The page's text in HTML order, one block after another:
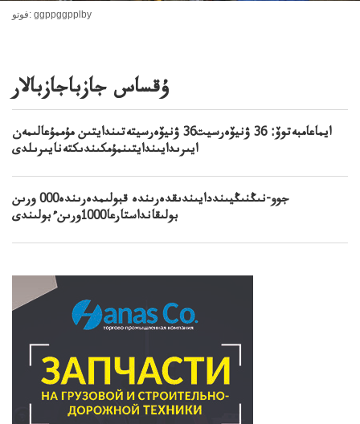
فوتو: ggppggpplby
ۇقساس جازباجازبالار
ايماعامبەتوۆ: 36 ۋنيۆەرسيت36 ۋنيۆەرسيتەتىندايتىن مۇممۇعالىمەن
ايىرىدايىندايتىنمۇمكىندىكتەنايىرىلدى
جوو-نىڭنىڭيىنددايىندىقدەرىندە قبولىمدەرىندە000 ورىن
بولىقانداستارعا1000ورىنءبولىندى